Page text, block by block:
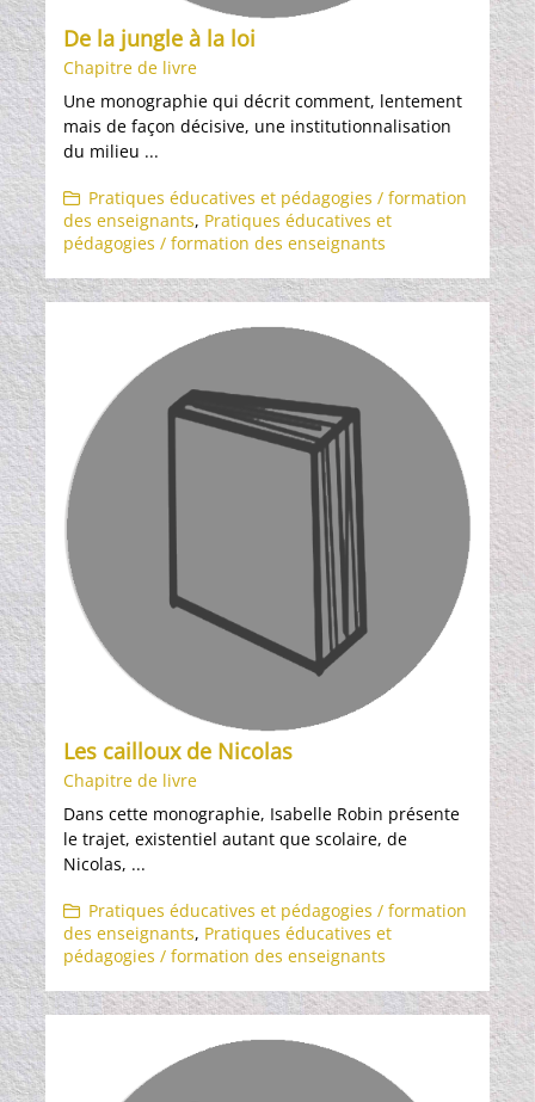
De la jungle à la loi
Chapitre de livre
Une monographie qui décrit comment, lentement
mais de façon décisive, une institutionnalisation
du milieu ...
Pratiques éducatives et pédagogies / formation
des enseignants, Pratiques éducatives et
pédagogies / formation des enseignants
Les cailloux de Nicolas
Chapitre de livre
Dans cette monographie, Isabelle Robin présente
le trajet, existentiel autant que scolaire, de
Nicolas, ...
Pratiques éducatives et pédagogies / formation
des enseignants, Pratiques éducatives et
pédagogies / formation des enseignants